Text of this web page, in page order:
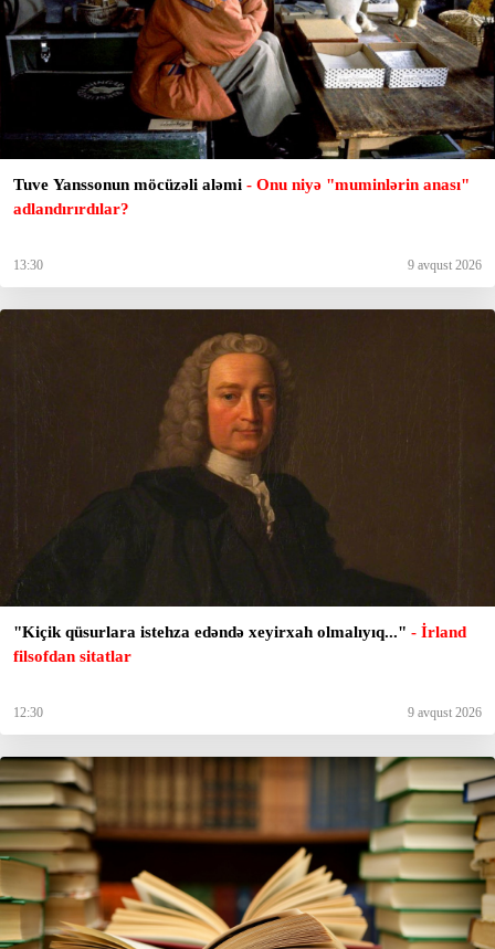
Tuve Yanssonun möcüzəli aləmi - Onu niyə "muminlərin anası"
adlandırırdılar?
13:30 9 avqust 2026
"Kiçik qüsurlara istehza edəndə xeyirxah olmalıyıq..." - İrland
filsofdan sitatlar
12:30 9 avqust 2026